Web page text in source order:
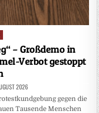
– Großdemo in
Verbot gestoppt
2026
gegen die
Tausende Menschen